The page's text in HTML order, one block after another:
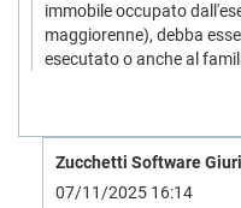
immobile occupato
maggiorenne), debba
esecutato o anche al
Zucchetti Software
07/11/2025 16:14